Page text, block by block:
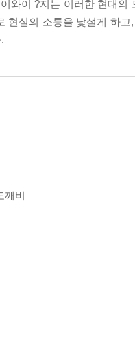
와이 ?지는 이러한 현대의
현실의 소통을 낯설게 하
깨비